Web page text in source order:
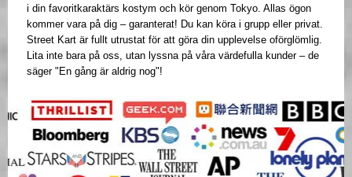
i din favoritkaraktärs kostym och kör genom Tokyo. Allas ögon
kommer vara på dig – garanterat! Du kan köra i grupp eller privat.
Street Kart är fullt utrustat för att göra din upplevelse oförglömlig.
Lita inte bara på oss, utan lyssna på våra värdefulla kunder – de
säger "En gång är aldrig nog"!